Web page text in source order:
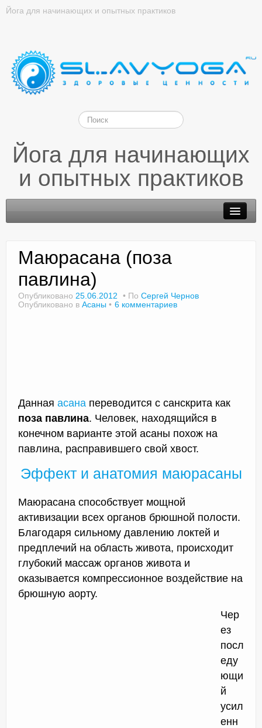
Йога для начинающих и опытных практиков
Йога для начинающих
и опытных практиков
Доктор Чернов
Триггерные точки
Маюрасана (поза
павлина)
Опубликовано 25.06.2012 По Сергей Чернов
Опубликовано в Асаны 6 комментариев
Данная асана переводится с санскрита как
поза павлина. Человек, находящийся в
конечном варианте этой асаны похож на
павлина, расправившего свой хвост.
Эффект и анатомия маюрасаны
Маюрасана способствует мощной
активизации всех органов брюшной полости.
Благодаря сильному давлению локтей и
предплечий на область живота, происходит
глубокий массаж органов живота и
оказывается компрессионное воздействие на
брюшную аорту.
Чер
ез
посл
еду
ющи
й
усил
енн